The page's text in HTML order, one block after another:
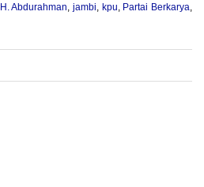
H. Abdurahman ,jambi kpu Partai Berkarya